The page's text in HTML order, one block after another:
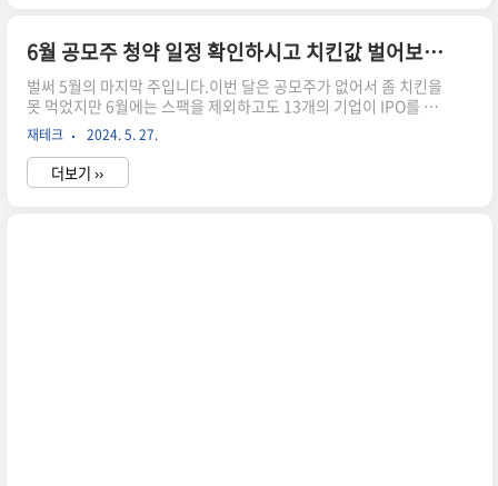
스 IPO 성공한 K뷰티 디바이스 관련주(에이피알,
라메디텍)메디큐브로 유명한 미용기기 에이피알의
일봉차트입니다.저도 사용하고 있어서 우리 집에
도 한 개 있어서 알고 있던 기업 에이피알을 공부 후
포스팅한 날짜였습니다. 실적도 좋고 성장세도 좋
았으나 신규 상장주는 보호예수 등 리스크가 있어
6월 공모주 청약 일정 확인하시고 치킨값 벌어보세요.
벌써 5월의 마지막 주입니다.이번 달은 공모주가 없어서 좀 치킨을
못 먹었지만 6월에는 스팩을 제외하고도 13개의 기업이 IPO를 진
행한다는 기쁜 소식을 보고 일정 및 증권사 정도 정리해 봤습니다.
시원한 동네 공원에 나가서 치맥을 먹을 수 있게 미리미리 준비해 봐
요~" data-ke-type="html">HTML 삽입미리보기할 수 없는 소
스 6월 공모주 청약 일정6월 공모주 청약 일정과 주관 증권사를 정
재테크 2024. 5. 27.
더보기 ››